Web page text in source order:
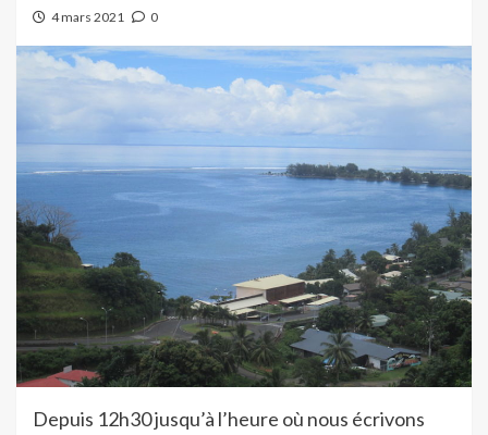
4 mars 2021 0
Depuis 12h30 jusqu’à l’heure où nous écrivons